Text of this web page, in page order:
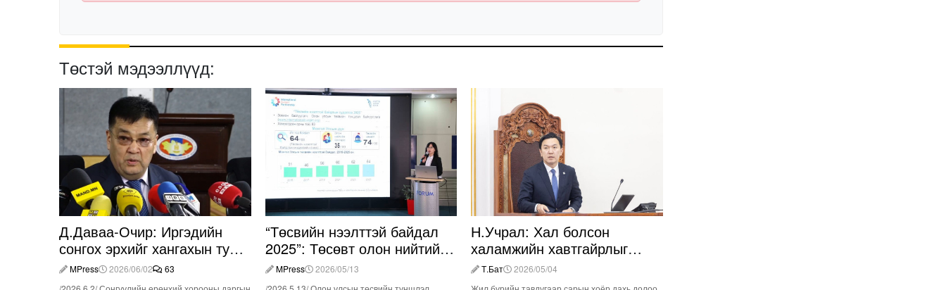
Төстэй мэдээллүүд:
Д.Даваа-Очир: Иргэдийн
сонгох эрхийг хангахын тулд
санал авах олон хэлбэр
нэвтрүүлэх шаардлагатай
MPress 2026/06/02
63
“Төсвийн нээлттэй байдал
2025”: Төсөвт олон нийтийн
оролцоо бага байна
MPress
2026/05/13
Н.Учрал: Хал болсон
халамжийн хавтгайрлыг
багасгана
Т.Бат
2026/05/04